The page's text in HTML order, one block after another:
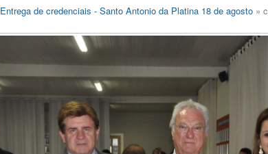
Entrega de credenciais - Santo Antonio da Platina 18 de agosto »